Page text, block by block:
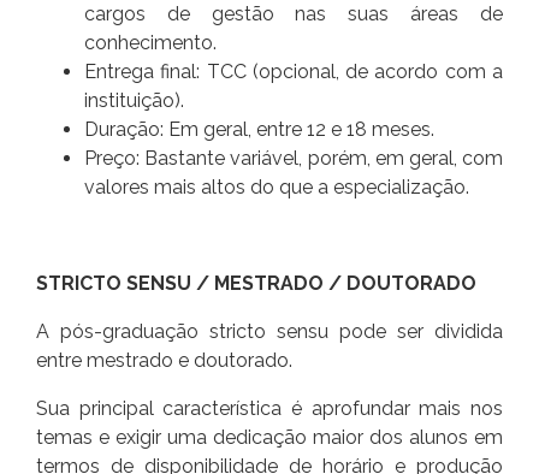
cargos de gestão nas suas áreas de
conhecimento.
Entrega final: TCC (opcional, de acordo com a
instituição).
Duração: Em geral, entre 12 e 18 meses.
Preço: Bastante variável, porém, em geral, com
valores mais altos do que a especialização.
STRICTO SENSU / MESTRADO / DOUTORADO
A pós-graduação stricto sensu pode ser dividida
entre mestrado e doutorado.
Sua principal característica é aprofundar mais nos
temas e exigir uma dedicação maior dos alunos em
termos de disponibilidade de horário e produção